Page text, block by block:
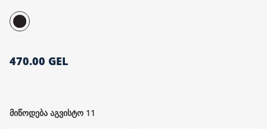
470.00 GEL
მიწოდება აგვისტო 11
მთავარი გვერდი